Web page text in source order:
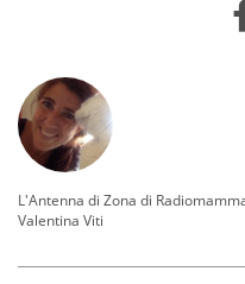
L'Antenna di Zona di
Valentina Viti